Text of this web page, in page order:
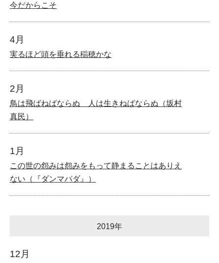
今だからこそ
4月
実るほど頭を垂れる稲穂かな
2月
鳥は飛ばねばならぬ 人は生きねばならぬ（坂村
真民）
1月
この世の怨みは怨みをもって静まることはありえ
ない（『ダンマパダ』）
2019年
12月